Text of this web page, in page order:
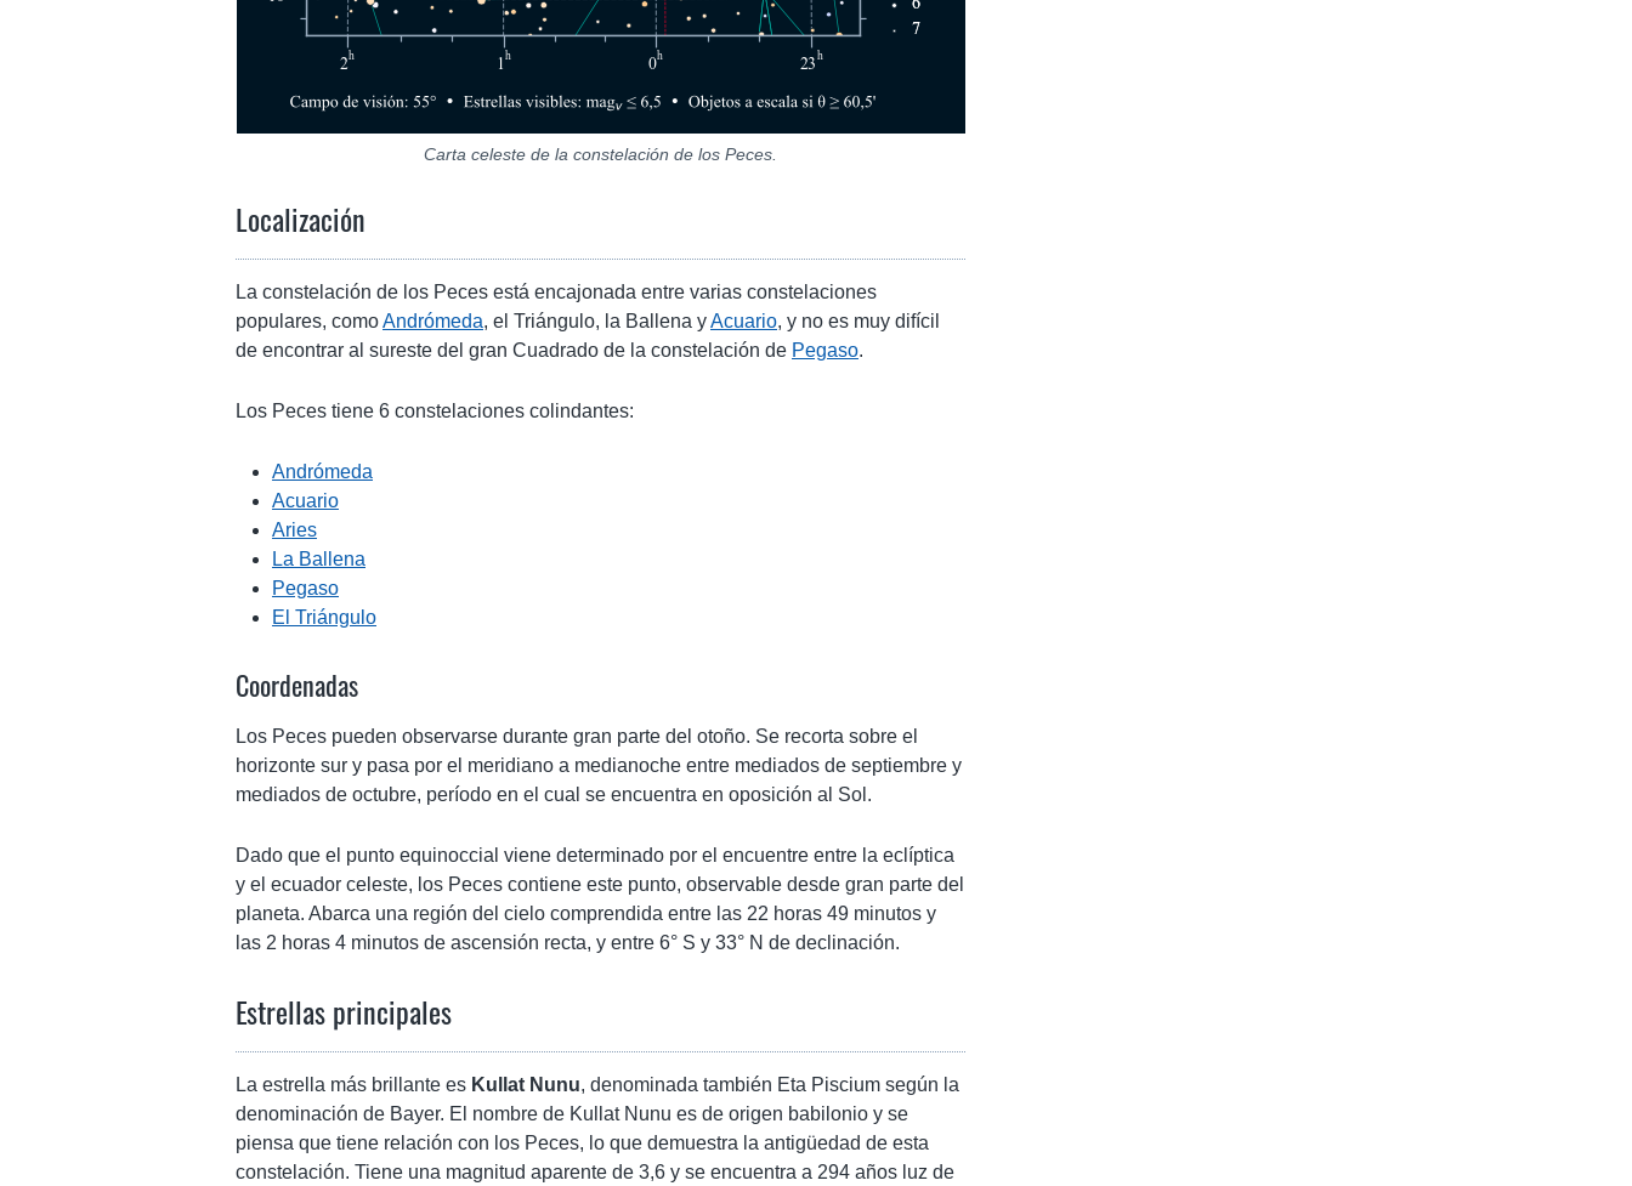
Carta celeste de la constelación de los Peces.
Localización
La constelación de los Peces está encajonada entre varias constelaciones
populares, comoAndrómeda, el Triángulo, la Ballena yAcuario, y no es muy difícil
de encontrar al sureste del gran Cuadrado de la constelación de Pegaso.
Los Peces tiene 6 constelaciones colindantes:
Andrómeda
Acuario
Aries
La Ballena
Pegaso
El Triángulo
Coordenadas
Los Peces pueden observarse durante gran parte del otoño. Se recorta sobre el
horizonte sur y pasa por el meridiano a medianoche entre mediados de septiembre y
mediados de octubre, período en el cual se encuentra en oposición al Sol.
Dado que el punto equinoccial viene determinado por el encuentre entre la eclíptica
y el ecuador celeste, los Peces contiene este punto, observable desde gran parte del
planeta. Abarca una región del cielo comprendida entre las 22 horas 49 minutos y
las 2 horas 4 minutos de ascensión recta, y entre 6° S y 33° N de declinación.
Estrellas principales
La estrella más brillante es Kullat Nunu, denominada también Eta Piscium según la
denominación de Bayer. El nombre de Kullat Nunu es de origen babilonio y se
piensa que tiene relación con los Peces, lo que demuestra la antigüedad de esta
constelación. Tiene una magnitud aparente de 3,6 y se encuentra a 294 años luz de